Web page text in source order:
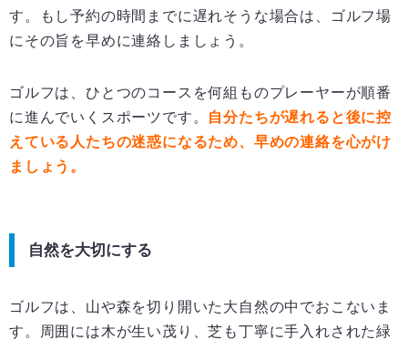
す。もし予約の時間までに遅れそうな場合は、ゴルフ場
にその旨を早めに連絡しましょう。
ゴルフは、ひとつのコースを何組ものプレーヤーが順番
に進んでいくスポーツです。 自分たちが遅れると後に控
えている人たちの迷惑になるため、早めの連絡を心がけ
ましょう。
自然を大切にする
ゴルフは、山や森を切り開いた大自然の中でおこないま
す。周囲には木が生い茂り、芝も丁寧に手入れされた緑